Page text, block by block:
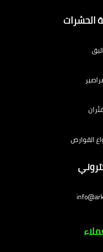
الحشرات
القوارض